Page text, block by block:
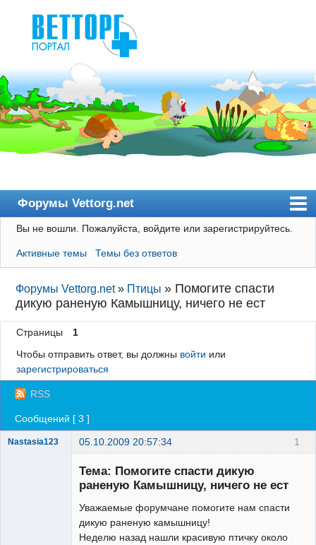
Форумы Vettorg.net
Главная
Пользователи
Правила
Поиск
Регистрация
Вход
Вы не вошли. Пожалуйста, войдите или зарегистрируйтесь.
Активные темы Темы без ответов
Форумы Vettorg.net » Птицы » Помогите спасти
дикую раненую Камышницу, ничего не ест
Страницы
1
Чтобы отправить ответ, вы должны войти или
зарегистрироваться
RSS
Сообщений [ 3 ]
1
Nastasia123 05.10.2009 20:57:34
Зарегистрированный
Тема: Помогите спасти дикую
раненую Камышницу, ничего не ест
Уважаемые форумчане помогите нам спасти
дикую раненую камышницу!
Неделю назад нашли красивую птичку около